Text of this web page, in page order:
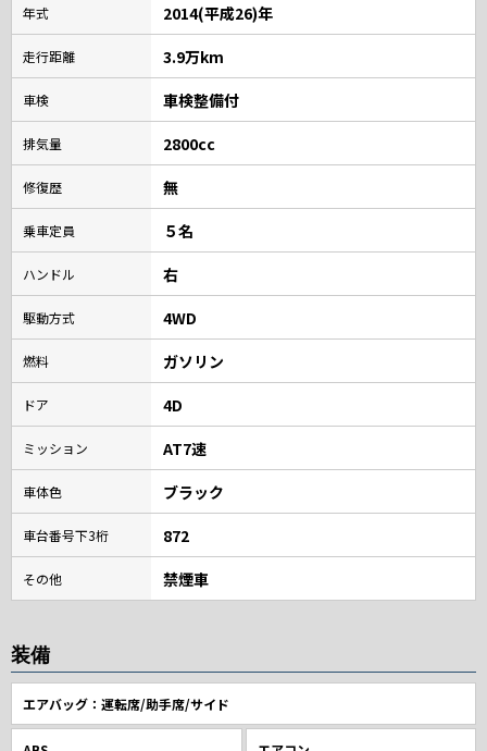
年式 2014(平成26)年
走行距離 3.9万km
車検 車検整備付
排気量 2800cc
修復歴 無
乗車定員 ５名
ハンドル 右
駆動方式 4WD
燃料 ガソリン
ドア 4D
ミッション AT7速
車体色 ブラック
車台番号下3桁 872
その他 禁煙車
装備
エアバッグ：運転席/助手席/サイド